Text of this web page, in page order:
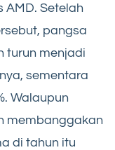
AMD. Setelah
pangsa
turun menjadi
sementara
Walaupun
membanggakan
di tahun itu